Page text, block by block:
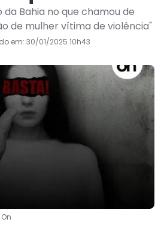
da Bahia no que chamou de
de mulher vítima de violência"
em: 30/01/2025 10h43